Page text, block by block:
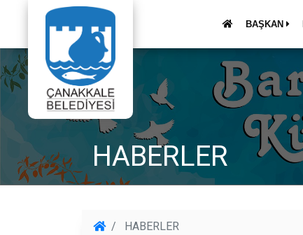
BAŞKAN
HABERLER
HABERLER